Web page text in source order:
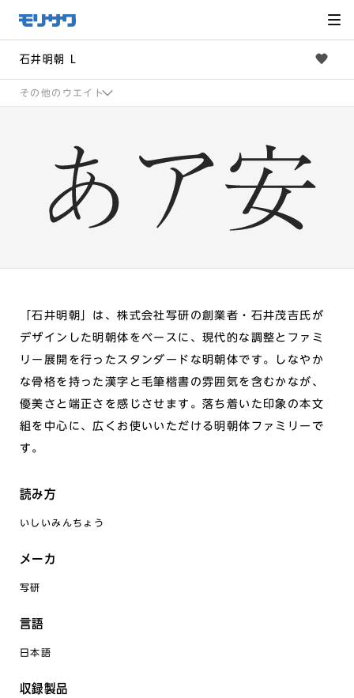
メ
ニュー
飛ばし
へ移動
石井明朝 L
その他のウエイト
「石井明朝」は、株式会社写研の創業者・石井茂吉氏が
デザインした明朝体をベースに、現代的な調整とファミ
リー展開を行ったスタンダードな明朝体です。しなやか
な骨格を持った漢字と毛筆楷書の雰囲気を含むかなが、
優美さと端正さを感じさせます。落ち着いた印象の本文
組を中心に、広くお使いいただける明朝体ファミリーで
す。
読み方
いしいみんちょう
メーカ
写研
言語
日本語
収録製品